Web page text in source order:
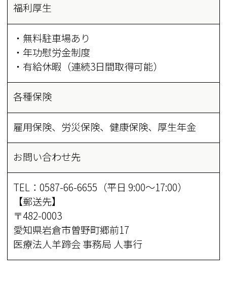
福利厚生
・無料駐車場あり
・年功慰労金制度
・有給休暇（連続3日間取得可能）
各種保険
雇用保険、労災保険、健康保険、厚生年金
お問い合わせ先
TEL：0587-66-6655（平日 9:00～17:00）
【郵送先】
〒482-0003
愛知県岩倉市曽野町郷前17
医療法人羊蹄会 事務局 人事行